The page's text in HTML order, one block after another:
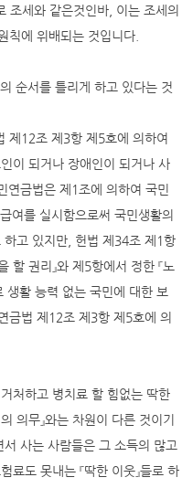
조세와 같은것인바, 이는 조세의
칙에 위배되는 것입니다.
순서를 틀리게 하고 있다는 것
제12조 제3항 제5호에 의하여
이 되거나 장애인이 되거나 사
연금법은 제1조에 의하여 국민
여를 실시함으로써 국민생활의
하고 있지만, 헌법 제34조 제1항
할 권리』와 제5항에서 정한 『노
생활 능력 없는 국민에 대한 보
금법 제12조 제3항 제5호에 의
처하고 병치료 할 힘없는 딱한
의무』와는 차원이 다른 것이기
사는 사람들은 그 소득의 많고
도 못내는 『딱한 이웃』들로 하